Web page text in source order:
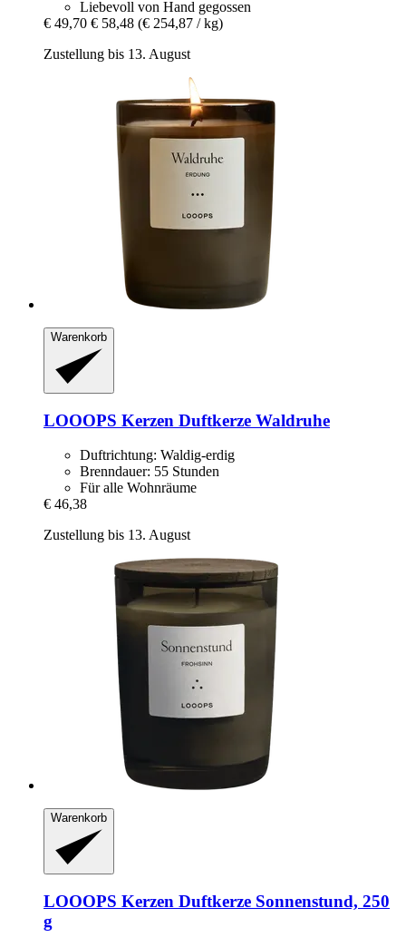
Liebevoll von Hand gegossen
€ 49,70 € 58,48 (€ 254,87 / kg)
Zustellung bis 13. August
Warenkorb
LOOOPS Kerzen Duftkerze Waldruhe
Duftrichtung: Waldig-erdig
Brenndauer: 55 Stunden
Für alle Wohnräume
€ 46,38
Zustellung bis 13. August
Warenkorb
LOOOPS Kerzen Duftkerze Sonnenstund, 250
g